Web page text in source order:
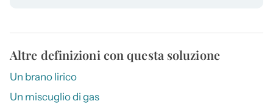
Altre definizioni con questa soluzione
Un brano lirico
Un miscuglio di gas